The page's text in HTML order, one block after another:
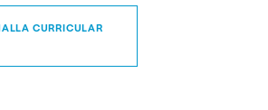
CURRICULAR